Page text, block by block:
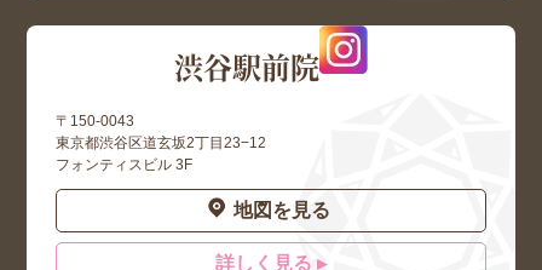
渋谷駅前院
〒150-0043
東京都渋谷区道玄坂2丁目23−12
フォンティスビル 3F
地図を見る
詳しく見る ▸